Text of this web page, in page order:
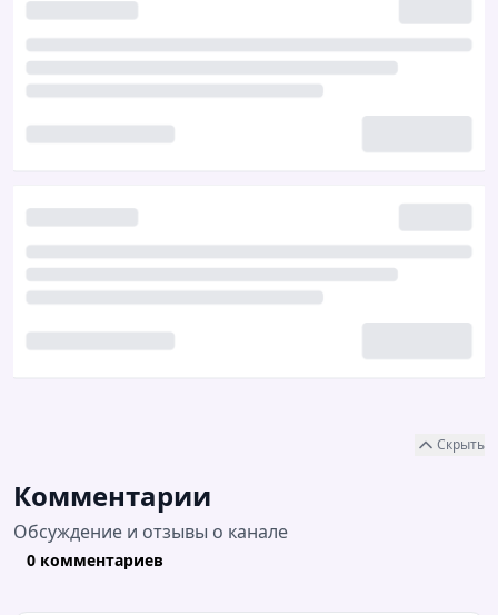
Скрыть
Комментарии
Обсуждение и отзывы о канале
0 комментариев